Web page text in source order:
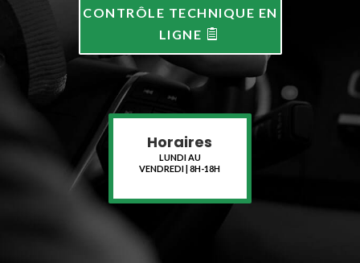
CONTRÔLE TECHNIQUE EN
LIGNE
Horaires
LUNDI AU
VENDREDI | 8H-18H